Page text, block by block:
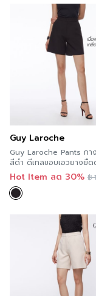
Guy Laroche
Guy Laroche Pants กา
สีดำ ดีเทลขอบเอวยางยื
G9XIBL
Hot Item ลด 30% ฿